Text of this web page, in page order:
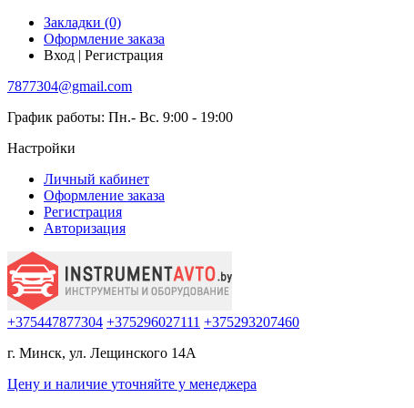
Закладки (0)
Оформление заказа
Вход | Регистрация
7877304@gmail.com
График работы: Пн.- Вс. 9:00 - 19:00
Настройки
Личный кабинет
Оформление заказа
Регистрация
Авторизация
+375447877304 +375296027111 +375293207460
г. Минск, ул. Лещинского 14А
Цену и наличие уточняйте у менеджера